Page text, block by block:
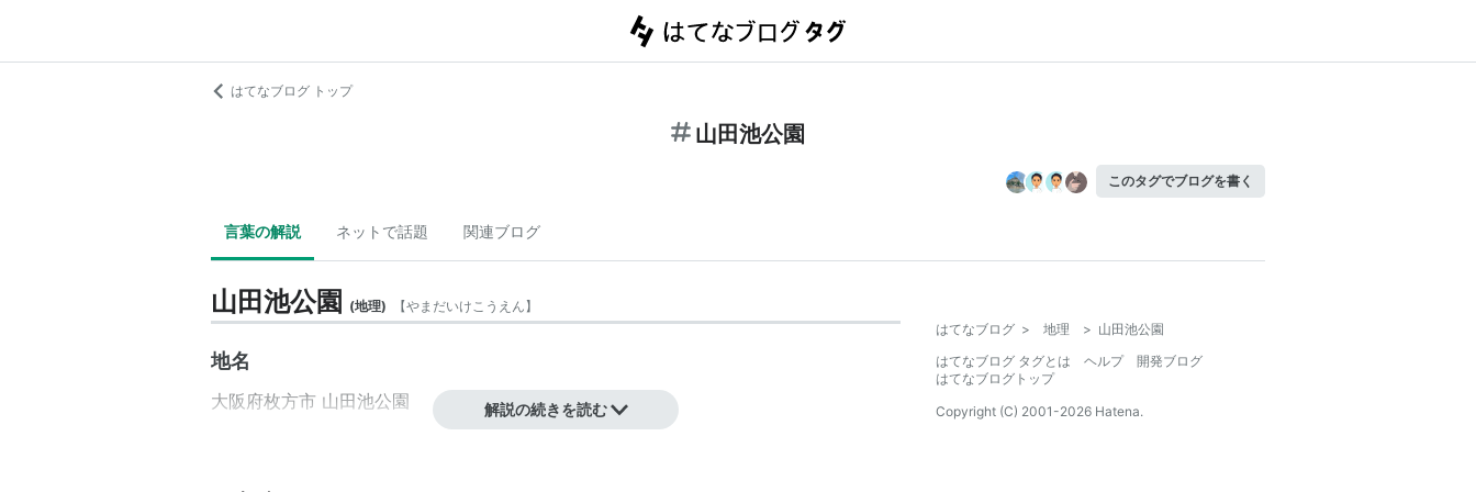
はてなブログ トップ
山田池公園
このタグでブログを書く
言葉の解説 ネットで話題 関連ブログ
山田池公園 (地理) 【やまだいけこうえん】
地名
大阪府枚方市 山田池公園 解説の続きを読む
はてなブログ > 地理 > 山田池公園
はてなブログ タグとは
ヘルプ
開発ブログ
はてなブログトップ
Copyright (C) 2001-2026 Hatena.